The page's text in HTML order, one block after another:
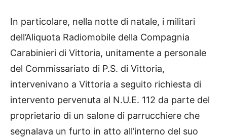
In particolare, nella notte di natale, i militari
dell’Aliquota Radiomobile della Compagnia
Carabinieri di Vittoria, unitamente a personale
del Commissariato di P.S. di Vittoria,
intervenivano a Vittoria a seguito richiesta di
intervento pervenuta al N.U.E. 112 da parte del
proprietario di un salone di parrucchiere che
segnalava un furto in atto all’interno del suo